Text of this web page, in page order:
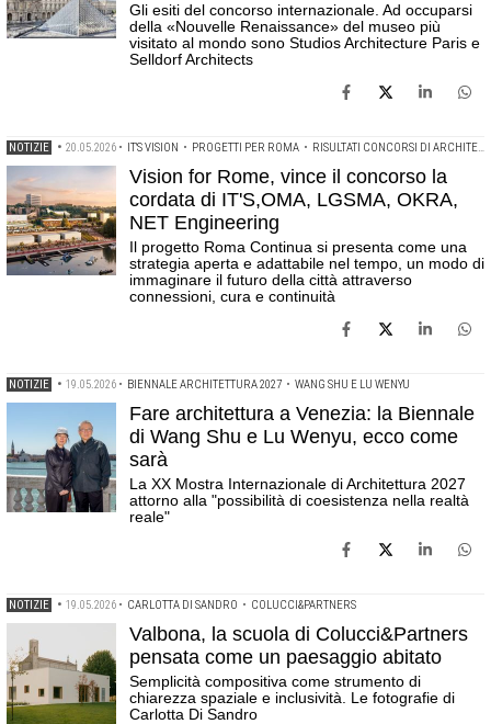
Gli esiti del concorso internazionale. Ad occuparsi
della «Nouvelle Renaissance» del museo più
visitato al mondo sono Studios Architecture Paris e
Selldorf Architects
NOTIZIE • 20.05.2026 • IT'S VISION • PROGETTI PER ROMA • RISULTATI CONCORSI DI ARCHITETTURA
Vision for Rome, vince il concorso la
cordata di IT'S,OMA, LGSMA, OKRA,
NET Engineering
Il progetto Roma Continua si presenta come una
strategia aperta e adattabile nel tempo, un modo di
immaginare il futuro della città attraverso
connessioni, cura e continuità
NOTIZIE • 19.05.2026 • BIENNALE ARCHITETTURA 2027 • WANG SHU E LU WENYU
Fare architettura a Venezia: la Biennale
di Wang Shu e Lu Wenyu, ecco come
sarà
La XX Mostra Internazionale di Architettura 2027
attorno alla "possibilità di coesistenza nella realtà
reale"
NOTIZIE • 19.05.2026 • CARLOTTA DI SANDRO • COLUCCI&PARTNERS
Valbona, la scuola di Colucci&Partners
pensata come un paesaggio abitato
Semplicità compositiva come strumento di
chiarezza spaziale e inclusività. Le fotografie di
Carlotta Di Sandro